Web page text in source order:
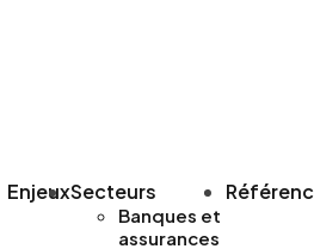
EnjeuxSecteurs
Banques et
assurances